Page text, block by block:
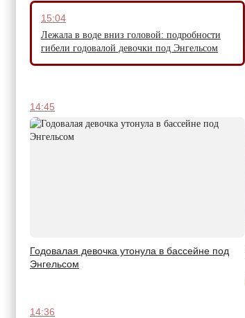
15:04
Лежала в воде вниз головой: подробности
гибели годовалой девочки под Энгельсом
14:45
Годовалая девочка утонула в бассейне под
Энгельсом
14:36